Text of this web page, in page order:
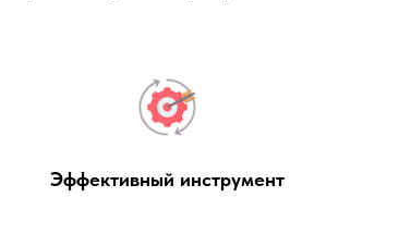
Эффективный инструмент